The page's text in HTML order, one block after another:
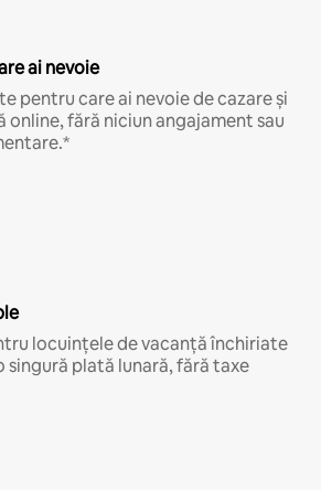
ai nevoie
pentru care ai nevoie de cazare și
online, fără niciun angajament sau
locuințele de vacanță închiriate
singură plată lunară, fără taxe